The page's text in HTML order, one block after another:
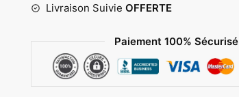
Livraison Suivie OFFERTE
Paiement 100% Sécurisé